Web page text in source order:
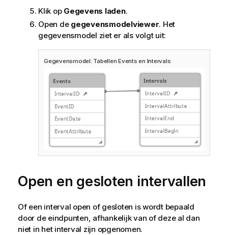
Klik op Gegevens laden.
Open de gegevensmodelviewer. Het
gegevensmodel ziet er als volgt uit:
Gegevensmodel: Tabellen Events en Intervals
Open en gesloten intervallen
Of een interval open of gesloten is wordt bepaald
door de eindpunten, afhankelijk van of deze al dan
niet in het interval zijn opgenomen.